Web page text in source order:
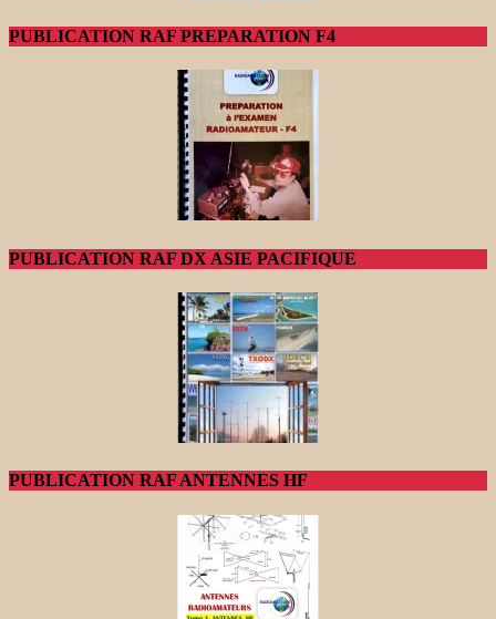
PUBLICATION RAF PREPARATION F4
PUBLICATION RAF DX ASIE PACIFIQUE
PUBLICATION RAF ANTENNES HF